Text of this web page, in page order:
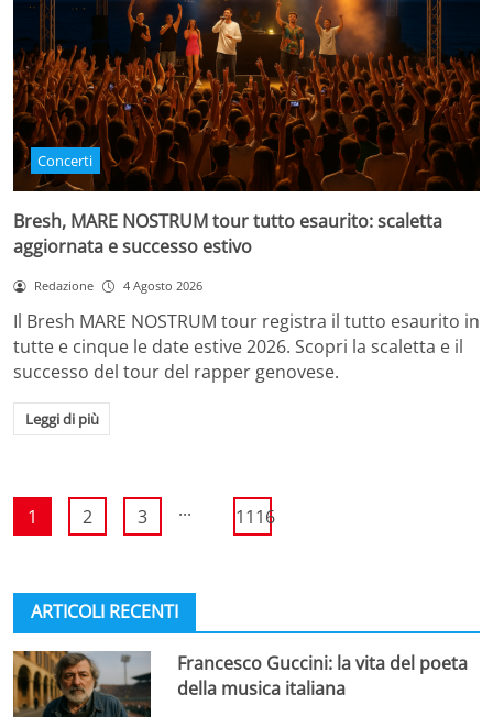
Concerti
Bresh, MARE NOSTRUM tour tutto esaurito: scaletta
aggiornata e successo estivo
Redazione 4 Agosto 2026
Il Bresh MARE NOSTRUM tour registra il tutto esaurito in
tutte e cinque le date estive 2026. Scopri la scaletta e il
successo del tour del rapper genovese.
Leggi di più
1 2 3 ... 1116
ARTICOLI RECENTI
Francesco Guccini: la vita del poeta
della musica italiana